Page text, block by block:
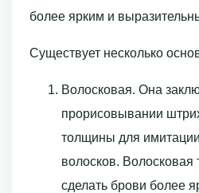
более ярким и
Существует несколько
Волосковая. Она
прорисовывании
толщины для
волосков. Волосковая
сделать брови более